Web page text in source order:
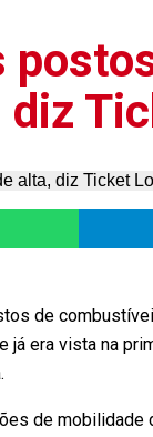
diz
de
já era vista na
de mobilidade